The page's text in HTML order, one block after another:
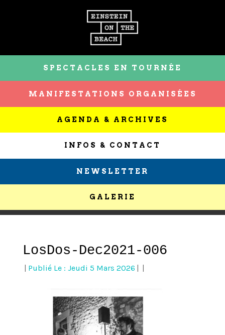
SPECTACLES EN TOURNÉE
MANIFESTATIONS ORGANISÉES
AGENDA & ARCHIVES
INFOS & CONTACT
NEWSLETTER
GALERIE
LosDos-Dec2021-006
Publié Le : Jeudi 5 Mars 2026